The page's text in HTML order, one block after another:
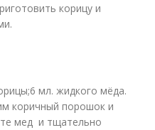
корицу и
мл. жидкого мёда.
коричный порошок и
мед и тщательно